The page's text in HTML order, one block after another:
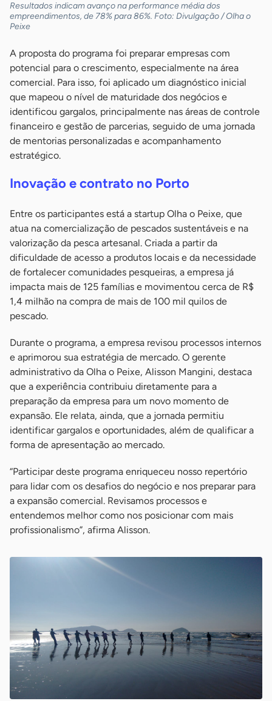
Resultados indicam avanço na performance média dos
empreendimentos, de 78% para 86%. Foto: Divulgação / Olha o
Peixe
A proposta do programa foi preparar empresas com
potencial para o crescimento, especialmente na área
comercial. Para isso, foi aplicado um diagnóstico inicial
que mapeou o nível de maturidade dos negócios e
identificou gargalos, principalmente nas áreas de controle
financeiro e gestão de parcerias, seguido de uma jornada
de mentorias personalizadas e acompanhamento
estratégico.
Inovação e contrato no Porto
Entre os participantes está a startup Olha o Peixe, que
atua na comercialização de pescados sustentáveis e na
valorização da pesca artesanal. Criada a partir da
dificuldade de acesso a produtos locais e da necessidade
de fortalecer comunidades pesqueiras, a empresa já
impacta mais de 125 famílias e movimentou cerca de R$
1,4 milhão na compra de mais de 100 mil quilos de
pescado.
Durante o programa, a empresa revisou processos internos
e aprimorou sua estratégia de mercado. O gerente
administrativo da Olha o Peixe, Alisson Mangini, destaca
que a experiência contribuiu diretamente para a
preparação da empresa para um novo momento de
expansão. Ele relata, ainda, que a jornada permitiu
identificar gargalos e oportunidades, além de qualificar a
forma de apresentação ao mercado.
“Participar deste programa enriqueceu nosso repertório
para lidar com os desafios do negócio e nos preparar para
a expansão comercial. Revisamos processos e
entendemos melhor como nos posicionar com mais
profissionalismo”, afirma Alisson.